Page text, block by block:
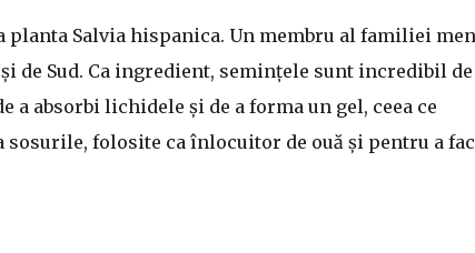
planta Salvia hispanica. Un membru al familiei
de Sud. Ca ingredient, semințele sunt incredibil de
a absorbi lichidele și de a forma un gel, ceea ce
folosite ca înlocuitor de ouă și pentru a